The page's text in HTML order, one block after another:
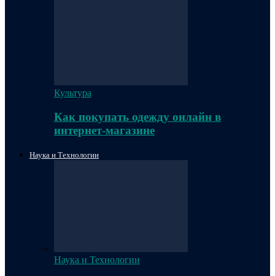
Культура
Как покупать одежду онлайн в
интернет-магазине
Наука и Технологии
Наука и Технологии